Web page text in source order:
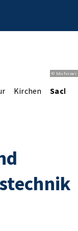
© bbsferrari
Kirchen